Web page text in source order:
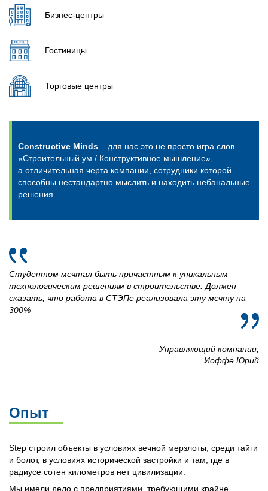
Бизнес-центры
Гостиницы
Торговые центры
Constructive Minds – для нас это не просто игра слов
«Строительный ум / Конструктивное мышление»,
а отличительная черта компании, сотрудники которой
способны нестандартно мыслить и находить небанальные
решения.
Студентом мечтал быть причастным к уникальным
технологическим решениям в строительстве. Должен
сказать, что работа в СТЭПе реализовала эту мечту на
300%
Управляющий компании,
Иоффе Юрий
Опыт
Step строил объекты в условиях вечной мерзлоты, среди тайги
и болот, в условиях исторической застройки и там, где в
радиусе сотен километров нет цивилизации.
Мы имели дело с предприятиями, требующими крайне